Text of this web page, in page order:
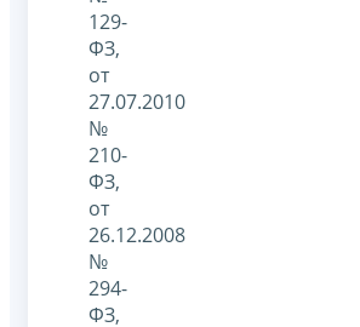
129-
ФЗ,
от
27.07.2010
№
210-
ФЗ,
от
26.12.2008
№
294-
ФЗ,